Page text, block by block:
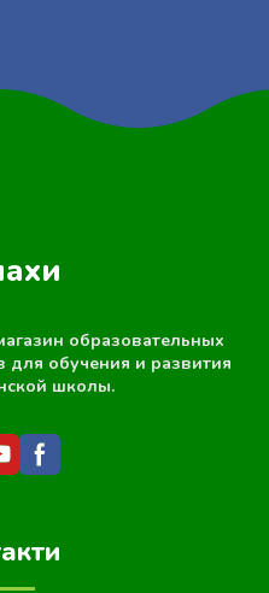
образовательных
для обучения и развития
школы.